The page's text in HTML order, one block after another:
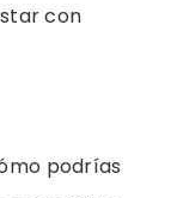
con
podrías